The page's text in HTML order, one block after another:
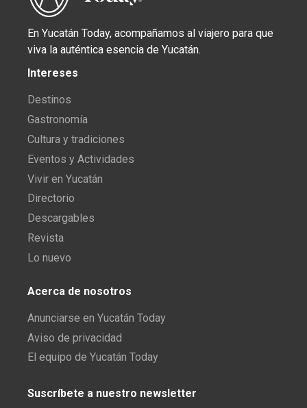
En Yucatán Today, acompañamos al viajero para que
viva la auténtica esencia de Yucatán.
Intereses
Destinos
Gastronomía
Cultura y tradiciones
Eventos y Actividades
Vivir en Yucatán
Directorio
Descargables
Revista
Lo nuevo
Acerca de nosotros
Anunciarse en Yucatán Today
Aviso de privacidad
El equipo de Yucatán Today
Suscríbete a nuestro newsletter